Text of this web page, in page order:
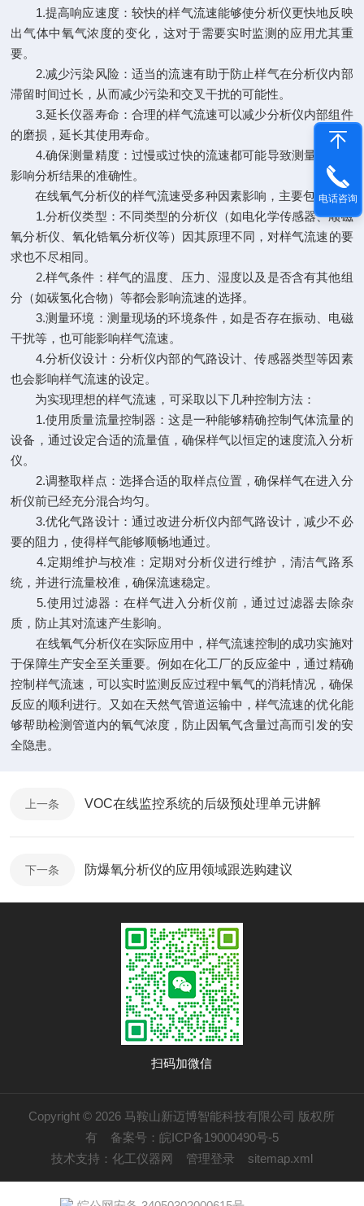
1.提高响应速度：较快的样气流速能够使分析仪更快地反映
出气体中氧气浓度的变化，这对于需要实时监测的应用尤其重
要。
2.减少污染风险：适当的流速有助于防止样气在分析仪内部
滞留时间过长，从而减少污染和交叉干扰的可能性。
3.延长仪器寿命：合理的样气流速可以减少分析仪内部组件
的磨损，延长其使用寿命。
4.确保测量精度：过慢或过快的流速都可能导致测量误差，
影响分析结果的准确性。
在线氧气分析仪的样气流速受多种因素影响，主要包括：
1.分析仪类型：不同类型的分析仪（如电化学传感器、顺磁
氧分析仪、氧化锆氧分析仪等）因其原理不同，对样气流速的要
求也不尽相同。
2.样气条件：样气的温度、压力、湿度以及是否含有其他组
分（如碳氢化合物）等都会影响流速的选择。
3.测量环境：测量现场的环境条件，如是否存在振动、电磁
干扰等，也可能影响样气流速。
4.分析仪设计：分析仪内部的气路设计、传感器类型等因素
也会影响样气流速的设定。
为实现理想的样气流速，可采取以下几种控制方法：
1.使用质量流量控制器：这是一种能够精确控制气体流量的
设备，通过设定合适的流量值，确保样气以恒定的速度流入分析
仪。
2.调整取样点：选择合适的取样点位置，确保样气在进入分
析仪前已经充分混合均匀。
3.优化气路设计：通过改进分析仪内部气路设计，减少不必
要的阻力，使得样气能够顺畅地通过。
4.定期维护与校准：定期对分析仪进行维护，清洁气路系
统，并进行流量校准，确保流速稳定。
5.使用过滤器：在样气进入分析仪前，通过过滤器去除杂
质，防止其对流速产生影响。
在线氧气分析仪在实际应用中，样气流速控制的成功实施对
于保障生产安全至关重要。例如在化工厂的反应釜中，通过精确
控制样气流速，可以实时监测反应过程中氧气的消耗情况，确保
反应的顺利进行。又如在天然气管道运输中，样气流速的优化能
够帮助检测管道内的氧气浓度，防止因氧气含量过高而引发的安
全隐患。
上一条 VOC在线监控系统的后级预处理单元讲解
下一条 防爆氧分析仪的应用领域跟选购建议
扫码加微信
Copyright © 2026 马鞍山新迈博智能科技有限公司 版权所
有 备案号：皖ICP备19000490号-5
技术支持： 化工仪器网 管理登录 sitemap.xml
电话咨询